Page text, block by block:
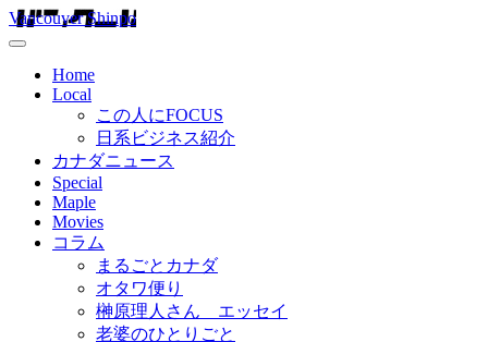
Vancouver Shinpo
Home
Local
この人にFOCUS
日系ビジネス紹介
カナダニュース
Special
Maple
Movies
コラム
まるごとカナダ
オタワ便り
榊原理人さん エッセイ
老婆のひとりごと